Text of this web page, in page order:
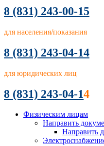
8 (831) 243-00-15
для населения/показания
8 (831) 243-04-14
для юридических лиц
8 (831) 243-04-14
Физическим лицам
Направить
Направить